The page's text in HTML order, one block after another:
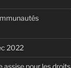
2022
assise pour les droits